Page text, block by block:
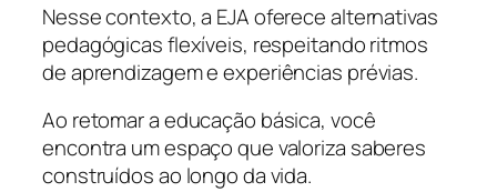
Nesse contexto, a EJA oferece alternativas
pedagógicas flexíveis, respeitando ritmos
de aprendizagem e experiências prévias.
Ao retomar a educação básica, você
encontra um espaço que valoriza saberes
construídos ao longo da vida.